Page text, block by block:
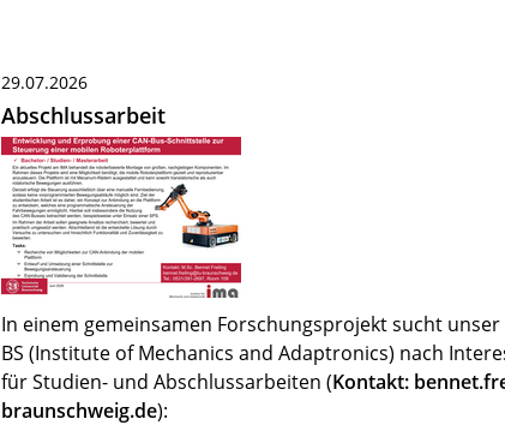
29.07.2026
Abschlussarbeit
In einem gemeinsamen Forschungsprojekt sucht
BS (Institute of Mechanics and Adaptronics) nach
für Studien- und Abschlussarbeiten (Kontakt:
braunschweig.de):